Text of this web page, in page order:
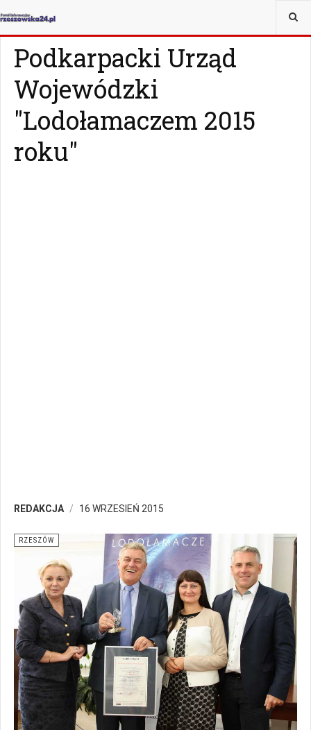
JESTEŚ TUTAJ:
Podkarpacki Urząd
Wojewódzki
"Lodołamaczem 2015
roku"
REDAKCJA 16 WRZESIEŃ 2015
RZESZÓW